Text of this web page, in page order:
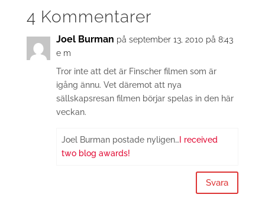
4 Kommentarer
Joel Burman på september 13, 2010 på 8:43
e m
Tror inte att det är Finscher filmen som är
igång ännu. Vet däremot att nya
sällskapsresan filmen börjar spelas in den här
veckan.
Joel Burman postade nyligen… I received
two blog awards!
Svara